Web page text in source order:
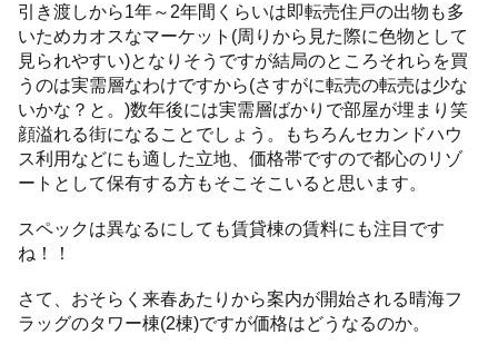
引き渡しから1年～2年間くらいは即転売住戸の出物も多
いためカオスなマーケット(周りから見た際に色物として
見られやすい)となりそうですが結局のところそれらを買
うのは実需層なわけですから(さすがに転売の転売は少な
いかな？と。)数年後には実需層ばかりで部屋が埋まり笑
顔溢れる街になることでしょう。もちろんセカンドハウ
ス利用などにも適した立地、価格帯ですので都心のリゾ
ートとして保有する方もそこそこいると思います。
スペックは異なるにしても賃貸棟の賃料にも注目です
ね！！
さて、おそらく来春あたりから案内が開始される晴海フ
ラッグのタワー棟(2棟)ですが価格はどうなるのか。